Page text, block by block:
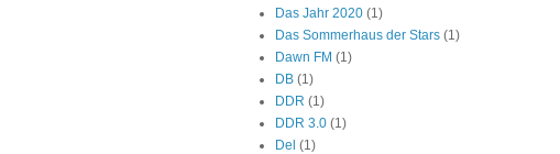
Das Jahr 2020 (1)
Das Sommerhaus der Stars (1)
Dawn FM (1)
DB (1)
DDR (1)
DDR 3.0 (1)
Del (1)